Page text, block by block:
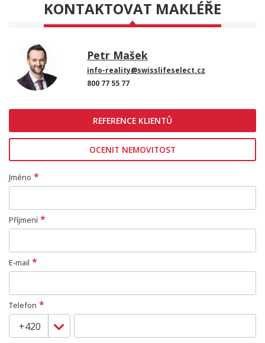
KONTAKTOVAT MAKLÉŘE
Petr Mašek
info-reality@swisslifeselect.cz
800 77 55 77
REFERENCE KLIENTŮ
OCENIT NEMOVITOST
Jméno *
Příjmení *
E-mail *
Telefon *